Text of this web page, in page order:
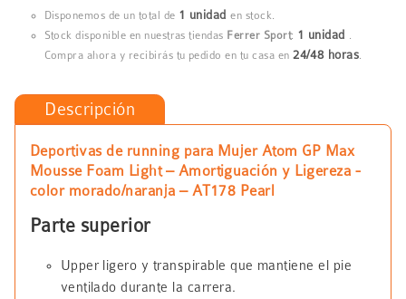
Disponemos de un total de 1 unidaden stock.
Stock disponible en nuestras tiendas Ferrer Sport: 1 unidad .
Compra ahora y recibirás tu pedido en tu casa en24/48 horas.
Descripción
Deportivas de running para Mujer Atom GP Max
Mousse Foam Light – Amortiguación y Ligereza -
color morado/naranja – AT178 Pearl
Parte superior
Upper ligero y transpirable que mantiene el pie
ventilado durante la carrera.